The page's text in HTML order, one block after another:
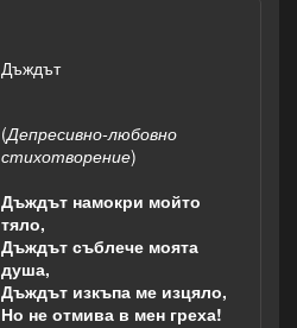
Дъждът
(Депресивно-любовно
стихотворение)
Дъждът намокри мойто
тяло,
Дъждът съблече моята
душа,
Дъждът изкъпа ме изцяло,
Но не отмива в мен греха!